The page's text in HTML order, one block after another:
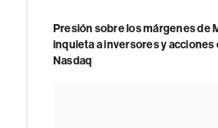
Presión sobre los márgenes de
inquieta a inversores y acciones
Nasdaq